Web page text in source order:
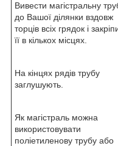
Вивести магістральну
до Вашої ділянки вздовж
торців всіх грядок і
її в кількох місцях.
На кінцях рядів трубу
заглушують.
Як магістраль можна
використовувати
поліетиленову трубу або